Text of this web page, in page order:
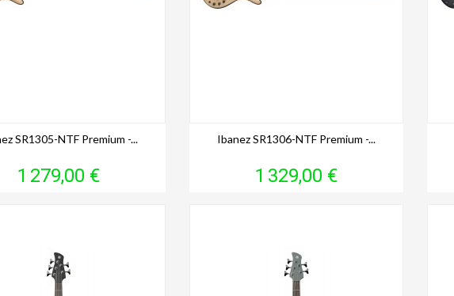
SR1305-NTF Premium -...
Prix
1 279,00 €
Ibanez SR1306-NTF Premium -...
Prix
1 329,00 €